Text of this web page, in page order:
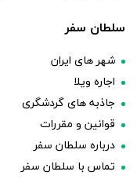
سلطان سفر
شهر های ایران
اجاره ویلا
جاذبه های گردشگری
قوانین و مقررات
درباره سلطان سفر
تماس با سلطان سفر